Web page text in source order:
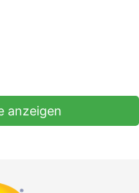
anzeigen